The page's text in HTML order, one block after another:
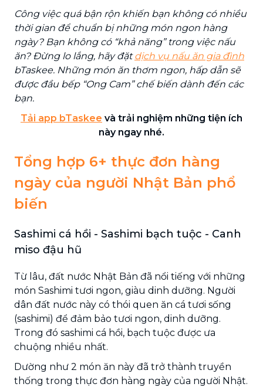
Công việc quá bận rộn khiến bạn không có nhiều
thời gian để chuẩn bị những món ngon hàng
ngày? Bạn không có “khả năng” trong việc nấu
ăn? Đừng lo lắng, hãy đặtdịch vụ nấu ăn gia đình
bTaskee. Những món ăn thơm ngon, hấp dẫn sẽ
được đầu bếp “Ong Cam” chế biến dành đến các
bạn.
Tải app bTaskee và trải nghiệm những tiện ích
này ngay nhé.
Tổng hợp 6+ thực đơn hàng
ngày của người Nhật Bản phổ
biến
Sashimi cá hồi - Sashimi bạch tuộc - Canh
miso đậu hũ
Từ lâu, đất nước Nhật Bản đã nổi tiếng với những
món Sashimi tươi ngon, giàu dinh dưỡng. Người
dân đất nước này có thói quen ăn cá tươi sống
(sashimi) để đảm bảo tươi ngon, dinh dưỡng.
Trong đó sashimi cá hồi, bạch tuộc được ưa
chuộng nhiều nhất.
Dường như 2 món ăn này đã trở thành truyền
thống trong thực đơn hàng ngày của người Nhật.